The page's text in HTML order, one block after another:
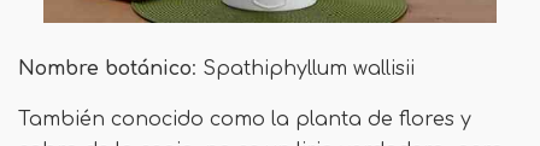
Nombre botánico: Spathiphyllum wallisii
También conocido como la planta de flores y